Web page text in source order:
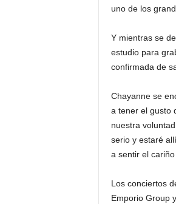
uno de los
Y mientras se
estudio para
confirmada de
Chayanne se
a tener el gusto
nuestra
serio y estaré
a sentir el
Los conciertos
Emporio Group